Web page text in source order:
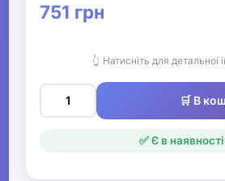
751 грн
👆 Натисніть для детальної
🛒 В
✅ Є в наявності